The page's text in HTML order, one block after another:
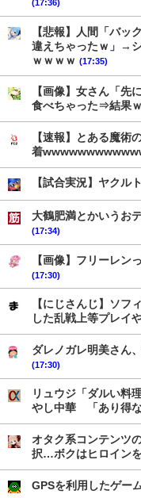
(17:36)
【悲報】人間「バッ
違えちゃったｗ」→
ｗｗｗｗ (17:35)
【画像】女さん「先
食べちゃった⇒結果
【速報】とある魔術
着
【試合実況】ヤクル
大鶴肥満とかいうお
(17:34)
【画像】フリーレン
(17:30)
【にじさんじ】ソフ
した乱戦上等プレイ
ダレノガレ明美さん
(17:30)
リュウジ「ダルい料
やし中華 「あり得
オタク系コンテンツ
択…ボクはヒロイン
GPSを利用したゲー